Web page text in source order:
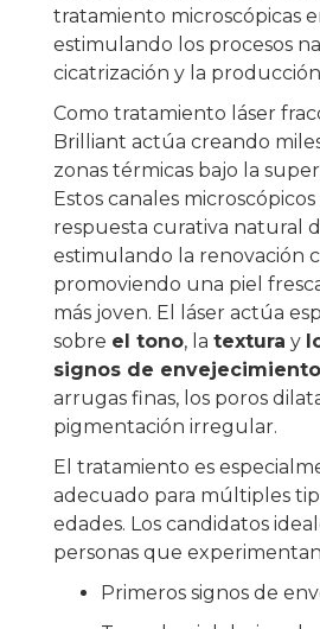
tratamiento microscópicas
estimulando los procesos
cicatrización y la
Como tratamiento láser
Brilliant actúa creando
zonas térmicas bajo la
Estos canales
respuesta curativa natural
estimulando la renovación
promoviendo una piel
más joven. El láser actúa
sobre el tono, la textura y
signos de envejecimiento
arrugas finas, los poros
pigmentación irregular.
El tratamiento es
adecuado para múltiples
edades. Los candidatos
personas que
Primeros signos de